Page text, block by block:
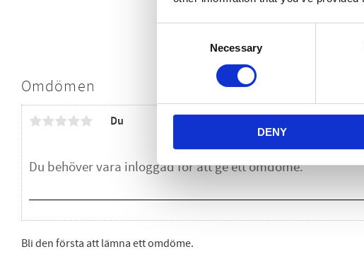
Necessary
DENY
Omdömen
Du
Bli den första att lämna ett omdöme.